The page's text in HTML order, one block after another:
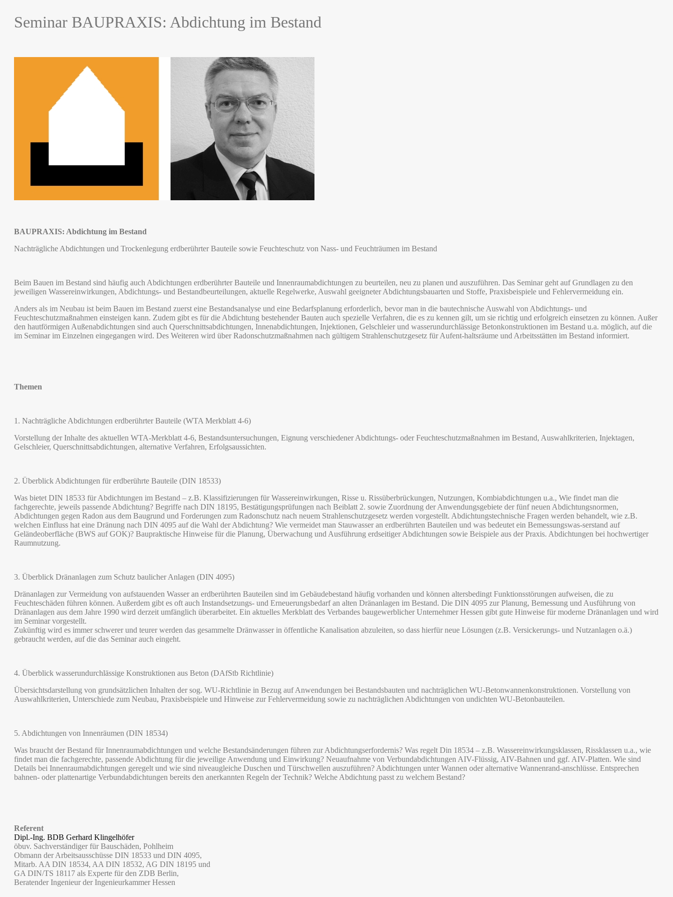
Seminar BAUPRAXIS: Abdichtung im Bestand
BAUPRAXIS: Abdichtung im Bestand
Nachträgliche Abdichtungen und Trockenlegung erdberührter Bauteile sowie Feuchteschutz von Nass- und Feuchträumen im Bestand
Beim Bauen im Bestand sind häufig auch Abdichtungen erdberührter Bauteile und Innenraumabdichtungen zu beurteilen, neu zu planen und auszuführen. Das Seminar geht auf Grundlagen zu den
jeweiligen Wassereinwirkungen, Abdichtungs- und Bestandbeurteilungen, aktuelle Regelwerke, Auswahl geeigneter Abdichtungsbauarten und Stoffe, Praxisbeispiele und Fehlervermeidung ein.
Anders als im Neubau ist beim Bauen im Bestand zuerst eine Bestandsanalyse und eine Bedarfsplanung erforderlich, bevor man in die bautechnische Auswahl von Abdichtungs- und
Feuchteschutzmaßnahmen einsteigen kann. Zudem gibt es für die Abdichtung bestehender Bauten auch spezielle Verfahren, die es zu kennen gilt, um sie richtig und erfolgreich einsetzen zu können. Außer
den hautförmigen Außenabdichtungen sind auch Querschnittsabdichtungen, Innenabdichtungen, Injektionen, Gelschleier und wasserundurchlässige Betonkonstruktionen im Bestand u.a. möglich, auf die
im Seminar im Einzelnen eingegangen wird. Des Weiteren wird über Radonschutzmaßnahmen nach gültigem Strahlenschutzgesetz für Aufent-haltsräume und Arbeitsstätten im Bestand informiert.
Themen
1. Nachträgliche Abdichtungen erdberührter Bauteile (WTA Merkblatt 4-6)
Vorstellung der Inhalte des aktuellen WTA-Merkblatt 4-6, Bestandsuntersuchungen, Eignung verschiedener Abdichtungs- oder Feuchteschutzmaßnahmen im Bestand, Auswahlkriterien, Injektagen,
Gelschleier, Querschnittsabdichtungen, alternative Verfahren, Erfolgsaussichten.
2. Überblick Abdichtungen für erdberührte Bauteile (DIN 18533)
Was bietet DIN 18533 für Abdichtungen im Bestand – z.B. Klassifizierungen für Wassereinwirkungen, Risse u. Rissüberbrückungen, Nutzungen, Kombiabdichtungen u.a., Wie findet man die
fachgerechte, jeweils passende Abdichtung? Begriffe nach DIN 18195, Bestätigungsprüfungen nach Beiblatt 2. sowie Zuordnung der Anwendungsgebiete der fünf neuen Abdichtungsnormen,
Abdichtungen gegen Radon aus dem Baugrund und Forderungen zum Radonschutz nach neuem Strahlenschutzgesetz werden vorgestellt. Abdichtungstechnische Fragen werden behandelt, wie z.B.
welchen Einfluss hat eine Dränung nach DIN 4095 auf die Wahl der Abdichtung? Wie vermeidet man Stauwasser an erdberührten Bauteilen und was bedeutet ein Bemessungswas-serstand auf
Geländeoberfläche (BWS auf GOK)? Baupraktische Hinweise für die Planung, Überwachung und Ausführung erdseitiger Abdichtungen sowie Beispiele aus der Praxis. Abdichtungen bei hochwertiger
Raumnutzung.
3. Überblick Dränanlagen zum Schutz baulicher Anlagen (DIN 4095)
Dränanlagen zur Vermeidung von aufstauenden Wasser an erdberührten Bauteilen sind im Gebäudebestand häufig vorhanden und können altersbedingt Funktionsstörungen aufweisen, die zu
Feuchteschäden führen können. Außerdem gibt es oft auch Instandsetzungs- und Erneuerungsbedarf an alten Dränanlagen im Bestand. Die DIN 4095 zur Planung, Bemessung und Ausführung von
Dränanlagen aus dem Jahre 1990 wird derzeit umfänglich überarbeitet. Ein aktuelles Merkblatt des Verbandes baugewerblicher Unternehmer Hessen gibt gute Hinweise für moderne Dränanlagen und wird
im Seminar vorgestellt.
Zukünftig wird es immer schwerer und teurer werden das gesammelte Dränwasser in öffentliche Kanalisation abzuleiten, so dass hierfür neue Lösungen (z.B. Versickerungs- und Nutzanlagen o.ä.)
gebraucht werden, auf die das Seminar auch eingeht.
4. Überblick wasserundurchlässige Konstruktionen aus Beton (DAfStb Richtlinie)
Übersichtsdarstellung von grundsätzlichen Inhalten der sog. WU-Richtlinie in Bezug auf Anwendungen bei Bestandsbauten und nachträglichen WU-Betonwannenkonstruktionen. Vorstellung von
Auswahlkriterien, Unterschiede zum Neubau, Praxisbeispiele und Hinweise zur Fehlervermeidung sowie zu nachträglichen Abdichtungen von undichten WU-Betonbauteilen.
5. Abdichtungen von Innenräumen (DIN 18534)
Was braucht der Bestand für Innenraumabdichtungen und welche Bestandsänderungen führen zur Abdichtungserfordernis? Was regelt Din 18534 – z.B. Wassereinwirkungsklassen, Rissklassen u.a., wie
findet man die fachgerechte, passende Abdichtung für die jeweilige Anwendung und Einwirkung? Neuaufnahme von Verbundabdichtungen AIV-Flüssig, AIV-Bahnen und ggf. AIV-Platten. Wie sind
Details bei Innenraumabdichtungen geregelt und wie sind niveaugleiche Duschen und Türschwellen auszuführen? Abdichtungen unter Wannen oder alternative Wannenrand-anschlüsse. Entsprechen
bahnen- oder plattenartige Verbundabdichtungen bereits den anerkannten Regeln der Technik? Welche Abdichtung passt zu welchem Bestand?
Referent
Dipl.-Ing. BDB Gerhard Klingelhöfer
öbuv. Sachverständiger für Bauschäden, Pohlheim
Obmann der Arbeitsausschüsse DIN 18533 und DIN 4095,
Mitarb. AA DIN 18534, AA DIN 18532, AG DIN 18195 und
GA DIN/TS 18117 als Experte für den ZDB Berlin,
Beratender Ingenieur der Ingenieurkammer Hessen